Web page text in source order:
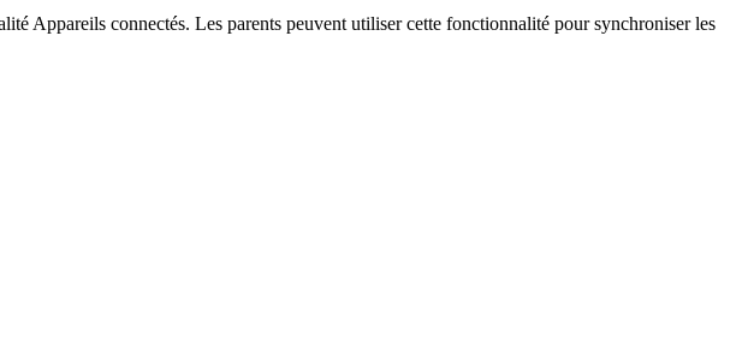
Appareils connectés. Les parents peuvent utiliser cette fonctionnalité pour synchroniser les